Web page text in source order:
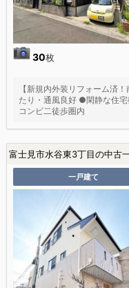
30枚
【新規内外装リフォーム済
たり・通風良好 ●閑静な住
コンビ二徒歩圏内
富士見市水谷東3丁目の中古
一戸建て